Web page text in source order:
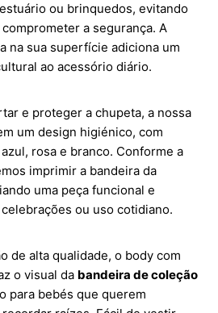
ou brinquedos, evitando
a segurança. A
na sua superfície adiciona um
ao acessório diário.
e proteger a chupeta, a nossa
um design higiénico, com
rosa e branco. Conforme a
imprimir a bandeira da
uma peça funcional e
ou uso cotidiano.
de alta qualidade, o body com
o visual da bandeira de coleção
para bebés que querem